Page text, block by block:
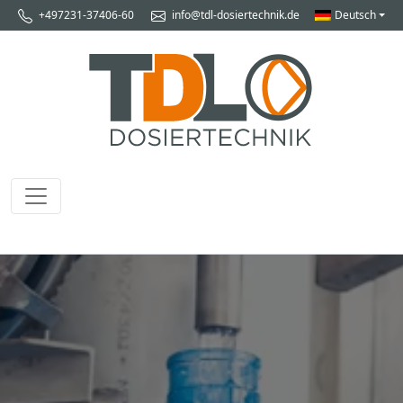
+497231-37406-60 info@tdl-dosiertechnik.de Deutsch